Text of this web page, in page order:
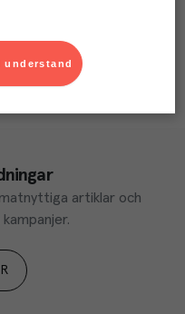
artiklar och
understand